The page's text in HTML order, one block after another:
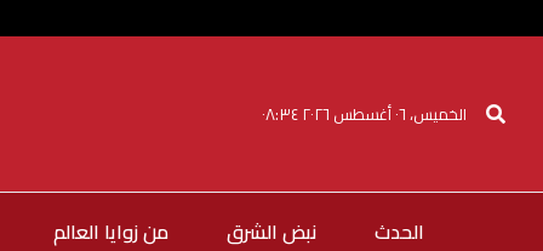
الخميس، ٠٦ أغسطس ٢٠٢٦ ٠٨:٣٤
الحدث نبض الشرق من زوايا العالم